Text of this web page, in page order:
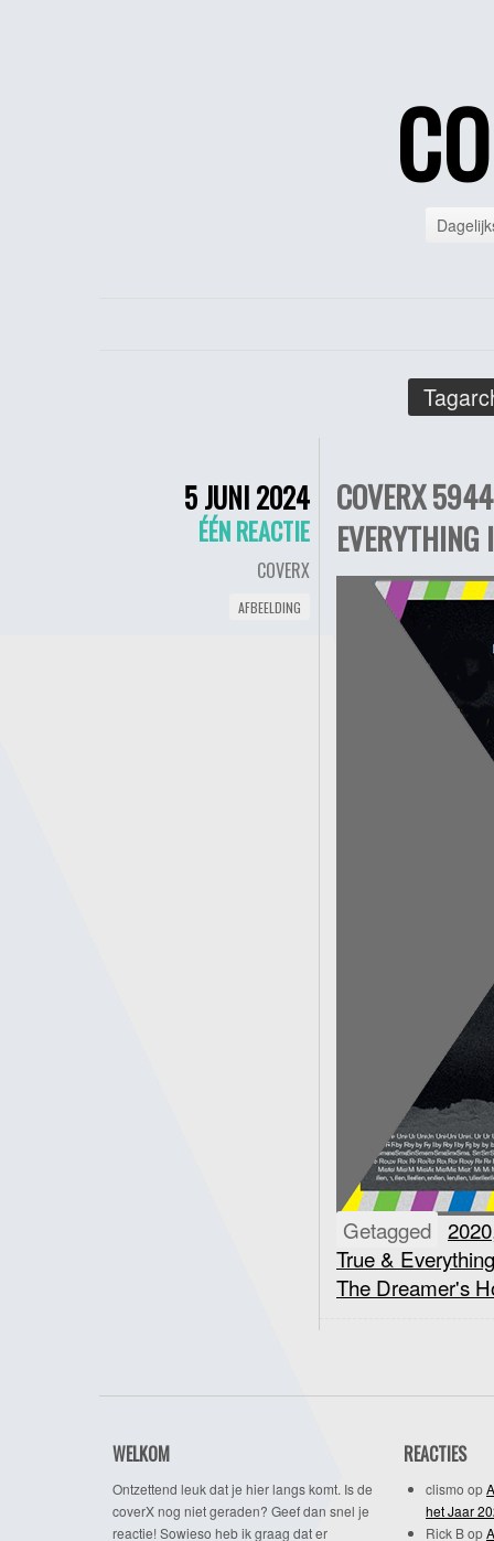
5 JUNI 2024
ÉÉN REACTIE
COVERX
AFBEELDING
COVERX
Getagged 2020
True &
The Dreamer's
WELKOM
Ontzettend leuk dat je hier langs komt. Is de
coverX nog niet geraden? Geef dan snel je
reactie! Sowieso heb ik graag dat er
REACTIES
clismo op
het Jaar
Rick Bop